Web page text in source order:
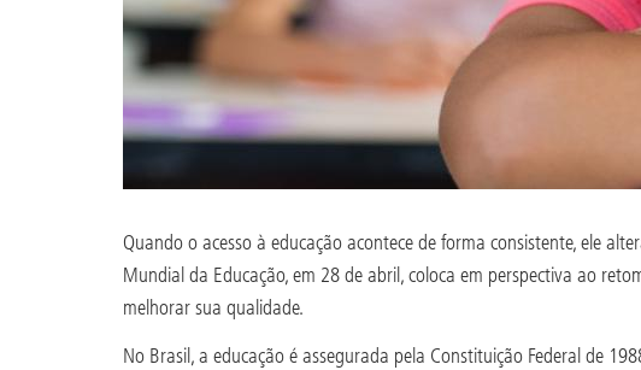
Quando o acesso à educação acontece de forma consistente, ele
Mundial da Educação, em 28 de abril, coloca em perspectiva ao
melhorar sua qualidade.
No Brasil, a educação é assegurada pela Constituição Federal de